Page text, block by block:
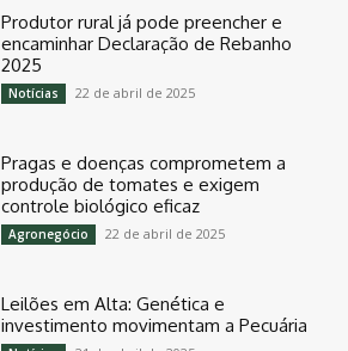
Produtor rural já pode preencher e
encaminhar Declaração de Rebanho
2025
Notícias 22 de abril de 2025
Pragas e doenças comprometem a
produção de tomates e exigem
controle biológico eficaz
Agronegócio 22 de abril de 2025
Leilões em Alta: Genética e
investimento movimentam a Pecuária